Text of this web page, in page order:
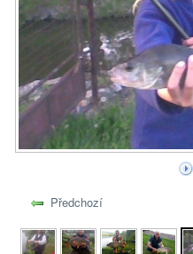
Předchozí